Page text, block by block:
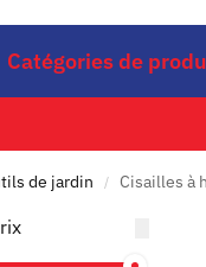
Catégories de
de jardin / Cisailles à